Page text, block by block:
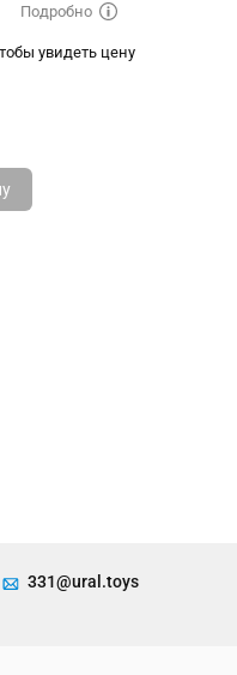
Подробно
увидеть цену
331@ural.toys